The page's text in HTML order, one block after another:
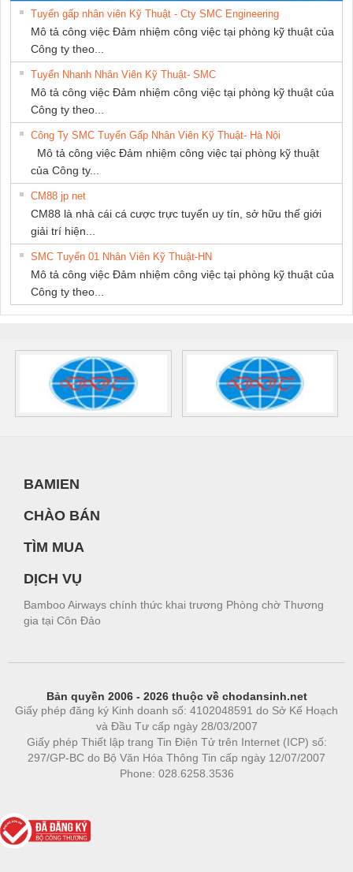
Tuyển gấp nhân viên Kỹ Thuật - Cty SMC Engineering
Mô tả công việc Đảm nhiệm công việc tại phòng kỹ thuật của
Công ty theo...
Tuyển Nhanh Nhân Viên Kỹ Thuật- SMC
Mô tả công việc Đảm nhiệm công việc tại phòng kỹ thuật của
Công ty theo...
Công Ty SMC Tuyển Gấp Nhân Viên Kỹ Thuật- Hà Nội
Mô tả công việc Đảm nhiệm công việc tại phòng kỹ thuật
của Công ty...
CM88 jp net
CM88 là nhà cái cá cược trực tuyến uy tín, sở hữu thế giới
giải trí hiện...
SMC Tuyển 01 Nhân Viên Kỹ Thuật-HN
Mô tả công việc Đảm nhiệm công việc tại phòng kỹ thuật của
Công ty theo...
BAMIEN
CHÀO BÁN
TÌM MUA
DỊCH VỤ
Bamboo Airways chính thức khai trương Phòng chờ Thương
gia tại Côn Đảo
Bản quyền 2006 - 2026 thuộc về chodansinh.net
Giấy phép đăng ký Kinh doanh số: 4102048591 do Sở Kế Hoạch
và Đầu Tư cấp ngày 28/03/2007
Giấy phép Thiết lập trang Tin Điện Tử trên Internet (ICP) số:
297/GP-BC do Bộ Văn Hóa Thông Tin cấp ngày 12/07/2007
Phone: 028.6258.3536